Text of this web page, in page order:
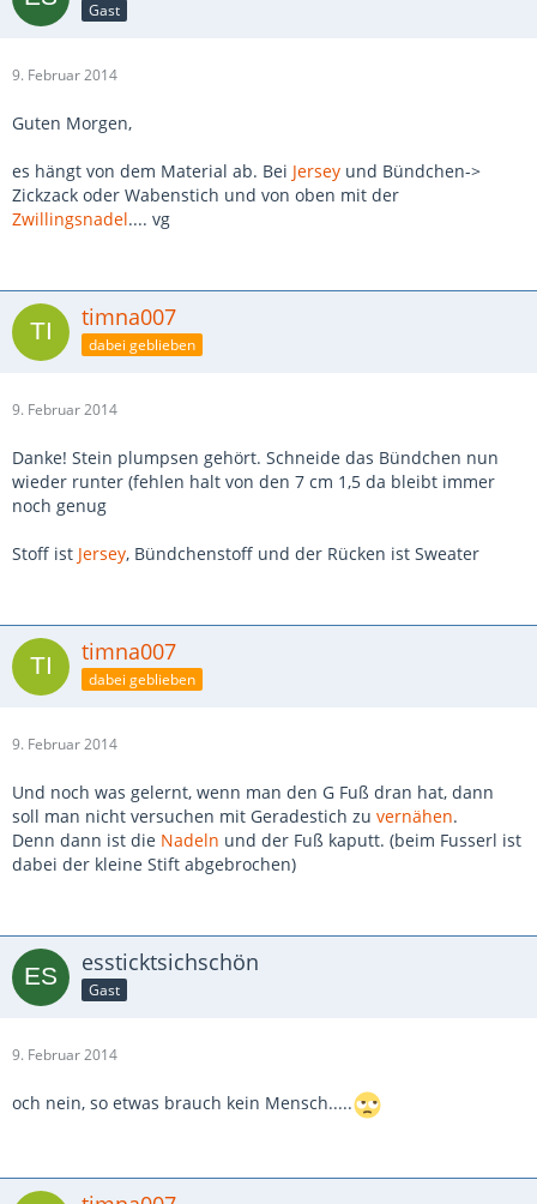
Gast
9. Februar 2014
Guten Morgen,
es hängt von dem Material ab. Bei Jersey und Bündchen->
Zickzack oder Wabenstich und von oben mit der
Zwillingsnadel.... vg
timna007
dabei geblieben
9. Februar 2014
Danke! Stein plumpsen gehört. Schneide das Bündchen nun
wieder runter (fehlen halt von den 7 cm 1,5 da bleibt immer
noch genug
Stoff ist Jersey, Bündchenstoff und der Rücken ist Sweater
timna007
dabei geblieben
9. Februar 2014
Und noch was gelernt, wenn man den G Fuß dran hat, dann
soll man nicht versuchen mit Geradestich zu vernähen.
Denn dann ist die Nadeln und der Fuß kaputt. (beim Fusserl ist
dabei der kleine Stift abgebrochen)
essticktsichschön
Gast
9. Februar 2014
och nein, so etwas brauch kein Mensch.....